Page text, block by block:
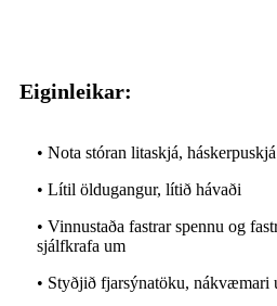
Eiginleikar:
• Nota stóran litaskjá, háskerpuskjá
• Lítil öldugangur, lítið hávaði
• Vinnustaða fastrar spennu og
sjálfkrafa um
• Styðjið fjarsýnatöku, nákvæmari